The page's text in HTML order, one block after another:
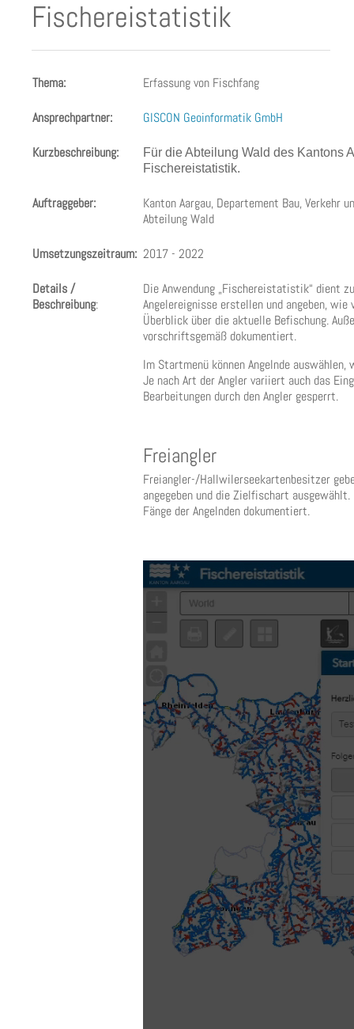
Fischereistatistik
Thema: Erfassung von Fischfang
Ansprechpartner: GISCON Geoinformatik GmbH
Kurzbeschreibung:
Für die Abteilung Wald des Kantons
Fischereistatistik.
Auftraggeber:
Kanton Aargau, Departement Bau, Verkehr
Abteilung Wald
Umsetzungszeitraum: 2017 - 2022
Details /
Beschreibung:
Die Anwendung „Fischereistatistik“ dient
Angelereignisse erstellen und angeben,
Überblick über die aktuelle Befischung.
vorschriftsgemäß dokumentiert.
Im Startmenü können Angelnde
Je nach Art der Angler variiert auch das
Bearbeitungen durch den Angler gesperrt.
Freiangler
Freiangler-/Hallwilerseekartenbesitzer
angegeben und die Zielfischart
Fänge der Angelnden dokumentiert.